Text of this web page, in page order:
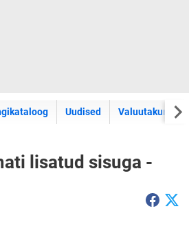
Uudised Valuutakursid
lisatud sisuga -